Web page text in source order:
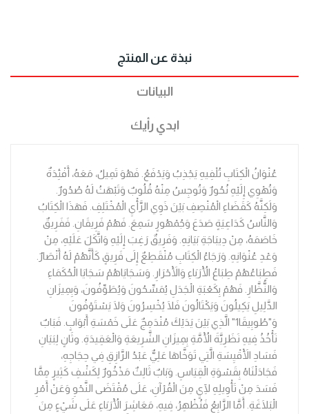
نبذة عن المنتج
البيانات
ابدي رأيك
عُنْوَانُ الْكِتَابِ تُلْفِيهِ يَجْذِبُ وَيَدْفَعُ. فَهُوَ تَمِيلُ، مَعَهُ، أَفْئِدَةٌ
وَتُهْوِي إِلَيْهِ نُحُورٌ وَتُوجِسُ مِنْهُ قُلُوبٌ وَتَبْهَتُ لَهُ صُدُورٌ.
وَلَكِنَّهُ كَقَضَاءِ الْمُنْصِفِ بَيْنَ ذَوِي الرَّأْيِ الْمُخْتَلِفِ. فَهَذَا الْكِتَابُ
وَالنَّاسُ كَدَاعِيَةٍ صَدَعَ وَجُمْهُورٍ سَمِعَ. فَهُمْ فَرِيقَانِ. فَفَرِيقٌ
خَاصَمَهُ، مِنْ دِيبَاجَةِ بَيَانِهِ. وَفَرِيقٌ رَغِبَ إِلَيْهِ وَاتَّكَلَ عَلَيْهِ، مِنْ
وَعْدِ عُنْوَانِهِ. وَرَجَاءُ الْكِتَابِ مُنْقَطِعٌ إِلَى فَرِيقٍ كَأَنَّهُمْ لَهُ أَنْصَارٌ.
فَطِبَاعُهُمْ طِبَاعُ الْأُرَبَاءِ وَالْأَحْرَارِ. وَسَجَايَاهُمْ سَجَايَا الْحُكَمَاءِ
وَالنُّظَّارِ. فَهُمْ بِكَعْبَةِ الْجَدَلِ يُمَسِّحُونَ وَيُطَوِّفُونَ، وَبِمِيزَانِ
الدَّلِيلِ يَكِيلُونَ وَيَكْتَالُونَ فَلَا يُخْسِرُونَ وَلَا يَسْتَوْفُونَ
وَ"طُوبِيقَا1" الَّذِي بَيْنَ يَدَيْكَ مُنْدَمِجٌ عَلَى خَمْسَةِ أَبْوَابٍ. فَبَابٌ
نَأْخُذُ فِيهِ نَظَرِيَّةَ الْأُمَّةِ بِمِيزَانِ الشَّرِيعَةِ وَالْعَقِيدَةِ. وثَانٍ لِبَيَانِ
فَسَادِ الْأَقْيِسَةِ الَّتِي تَوَخَّاهَا عَلِيٌّ عَبْدُ الرَّازِقِ فِي حِجَاجِهِ،
فَجَادَلْنَاهُ بِقَسْوَةِ الْقِيَاسِ. وَبَابٌ ثَالِثٌ مَذْخُورٌ لِكَشْفِ كَثِيرٍ مِمَّا
فَسَدَ مِنْ تَأْوِيلِهِ لِآيٍ مِنَ الْقُرْآنِ، عَلَى مُقْتَضَى النَّحْوِ وَعَنْ أَمْرِ
الْبَلَاغَةِ. أَمَّا الرَّابِعُ فَنُظْهِرُ، فِيهِ، مَعَاشِرَ الْأُرَبَاءِ عَلَى شَيْءٍ مِنَ